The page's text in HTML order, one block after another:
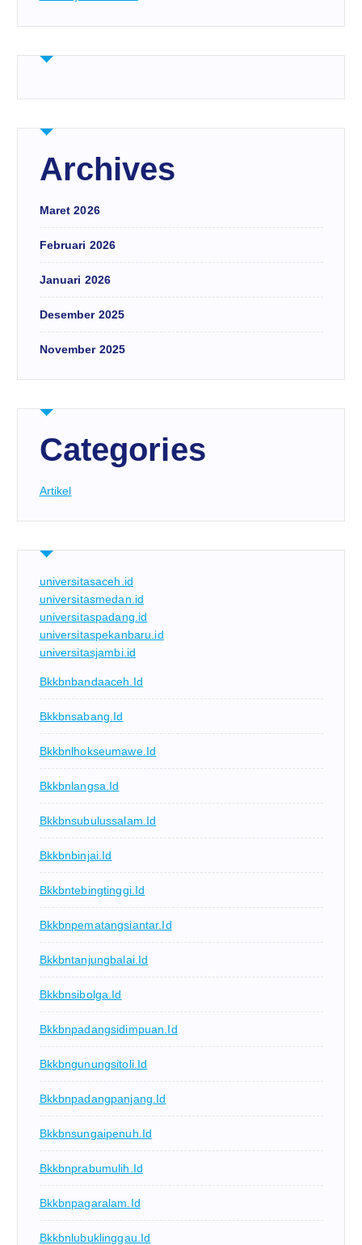
Archives
Maret 2026
Februari 2026
Januari 2026
Desember 2025
November 2025
Categories
Artikel
universitasaceh.id
universitasmedan.id
universitaspadang.id
universitaspekanbaru.id
universitasjambi.id
Bkkbnbandaaceh.id
Bkkbnsabang.id
Bkkbnlhokseumawe.id
Bkkbnlangsa.id
Bkkbnsubulussalam.id
Bkkbnbinjai.id
Bkkbntebingtinggi.id
Bkkbnpematangsiantar.id
Bkkbntanjungbalai.id
Bkkbnsibolga.id
Bkkbnpadangsidimpuan.id
Bkkbngunungsitoli.id
Bkkbnpadangpanjang.id
Bkkbnsungaipenuh.id
Bkkbnprabumulih.id
Bkkbnpagaralam.id
Bkkbnlubuklinggau.id